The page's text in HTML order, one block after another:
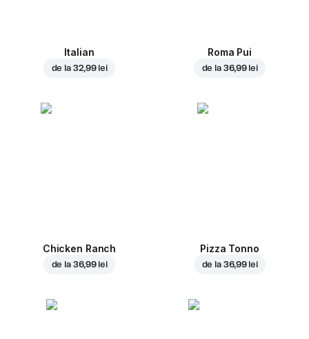
Italian
de la 32,99 lei
Roma Pui
de la 36,99 lei
Chicken Ranch
de la 36,99 lei
Pizza Tonno
de la 36,99 lei